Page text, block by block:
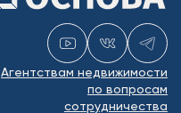
Агентствам недвижимости
по вопросам
сотрудничества